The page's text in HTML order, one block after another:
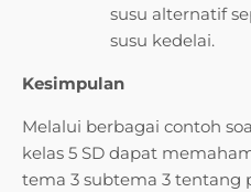
susu alternatif
susu kedelai.
Kesimpulan
Melalui berbagai contoh
kelas 5 SD dapat
tema 3 subtema 3 tentang